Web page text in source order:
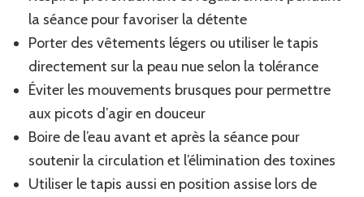
la séance pour favoriser la détente
Porter des vêtements légers ou utiliser le tapis
directement sur la peau nue selon la tolérance
Éviter les mouvements brusques pour permettre
aux picots d’agir en douceur
Boire de l’eau avant et après la séance pour
soutenir la circulation et l’élimination des toxines
Utiliser le tapis aussi en position assise lors de